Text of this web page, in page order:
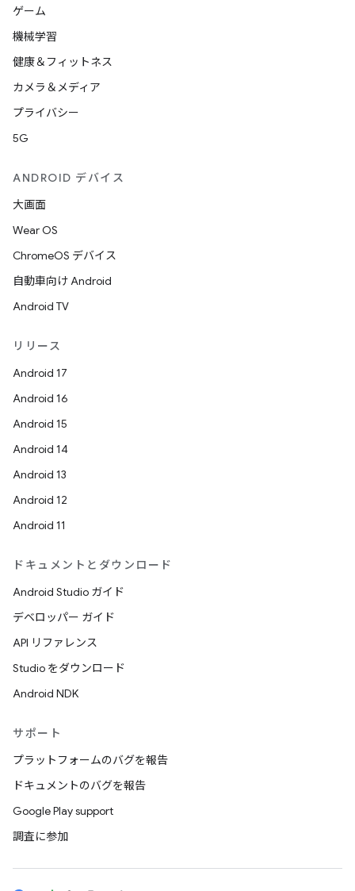
ゲーム
機械学習
健康＆フィットネス
カメラ＆メディア
プライバシー
5G
ANDROID デバイス
大画面
Wear OS
ChromeOS デバイス
自動車向け Android
Android TV
リリース
Android 17
Android 16
Android 15
Android 14
Android 13
Android 12
Android 11
ドキュメントとダウンロード
Android Studio ガイド
デベロッパー ガイド
API リファレンス
Studio をダウンロード
Android NDK
サポート
プラットフォームのバグを報告
ドキュメントのバグを報告
Google Play support
調査に参加